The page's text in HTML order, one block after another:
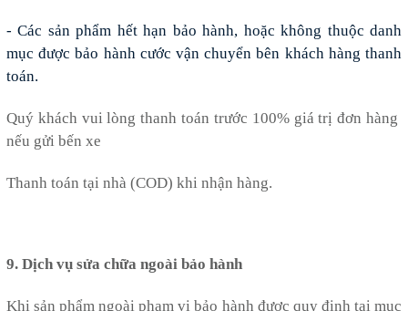
-Các sản phẩm hết hạn bảo hành, hoặc không thuộc danh
mục được bảo hành cước vận chuyển bên khách hàng thanh
toán.
Quý khách vui lòng thanh toán trước 100% giá trị đơn hàng
nếu gửi bến xe
Thanh toán tại nhà (COD) khi nhận hàng.
9. Dịch vụ sửa chữa ngoài bảo hành
Khi sản phẩm ngoài phạm vi bảo hành được quy định tại mục